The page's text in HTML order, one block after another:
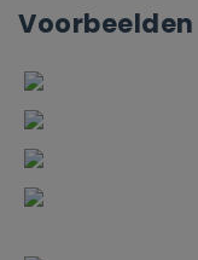
Voorbeelden